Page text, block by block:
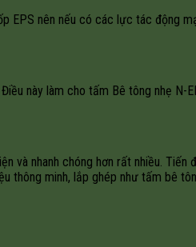
EPS nên nếu có các lực tác động
này làm cho tấm Bê tông nhẹ
và nhanh chóng hơn rất nhiều.
thông minh, lắp ghép như tấm bê